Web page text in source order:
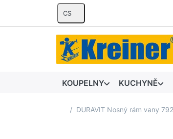
CS
KOUPELNY KUCHYNĚ
Domovská stránka
DURAVIT Nosný rám vany